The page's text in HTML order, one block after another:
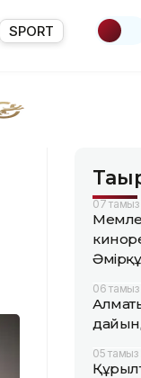
SPORT
07
06 тамыз
05 тамыз